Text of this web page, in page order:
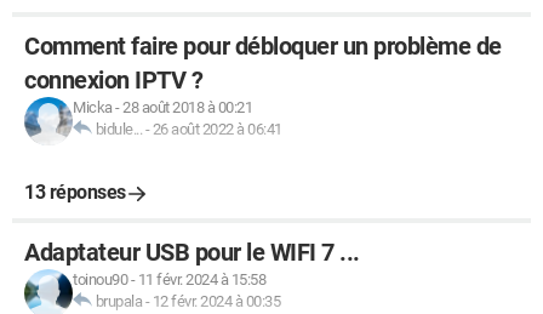
Comment faire pour débloquer un problème de
connexion IPTV ?
Micka-28 août 2018 à 00:21
bidule... -26 août 2022 à 06:41
13 réponses
Adaptateur USB pour le WIFI 7 ...
toinou90- 11 févr. 2024 à 15:58
brupala - 12 févr. 2024 à 00:35